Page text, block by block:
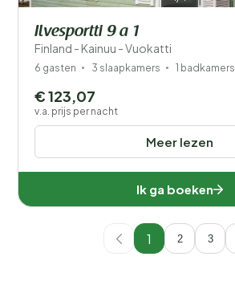
Ilvesportti 9 a 1
Finland - Kainuu - Vuokatti
6 gasten 3 slaapkamers 1 badkamers
Meer lezen
€ 123,07
v.a. prijs per nacht
Ik ga boeken
1 2 3